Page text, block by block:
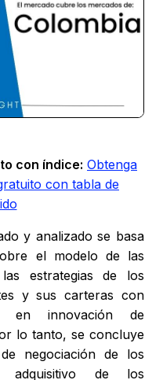
con índice: Obtenga
con tabla de
y analizado se basa
el modelo de las
estrategias de los
y sus carteras con
en innovación de
lo tanto, se concluye
negociación de los
adquisitivo de los